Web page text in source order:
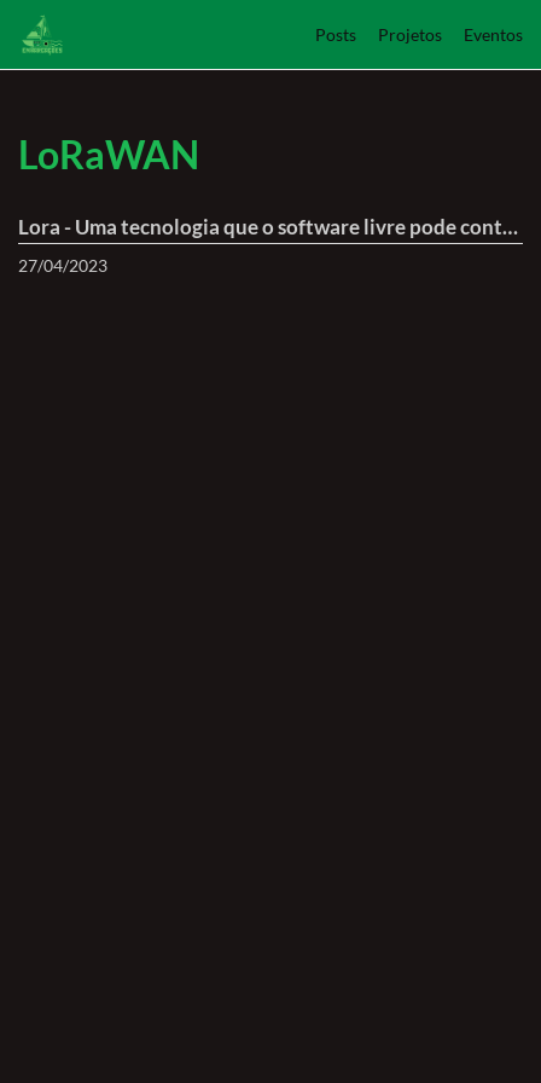
Posts Projetos Eventos
LoRaWAN
Lora - Uma tecnologia que o software livre pode contribuir
27/04/2023